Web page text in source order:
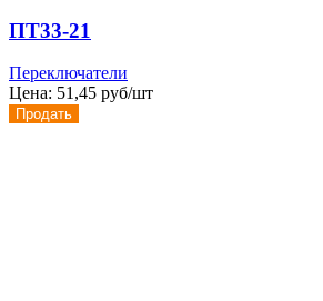
ПТ33-21
Переключатели
Цена: 51,45 руб/шт
Продать